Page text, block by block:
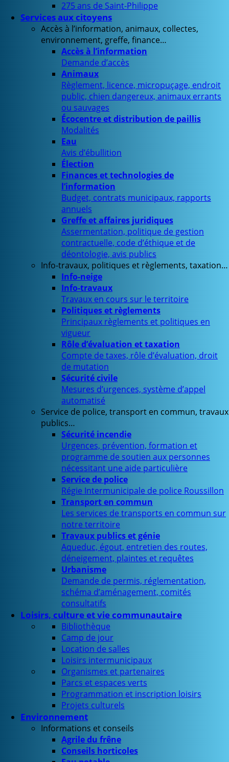
275 ans de Saint-Philippe
Services aux citoyens
Accès à l’information, animaux, collectes,
environnement, greffe, finance…
Accès à l’information
Demande d’accès
Animaux
Règlement, licence, micropuçage, endroit
public, chien dangereux, animaux errants
ou sauvages
Écocentre et distribution de paillis
Modalités
Eau
Avis d’ébullition
Élection
Finances et technologies de
l’information
Budget, contrats municipaux, rapports
annuels
Greffe et affaires juridiques
Assermentation, politique de gestion
contractuelle, code d’éthique et de
déontologie, avis publics
Info-travaux, politiques et règlements, taxation…
Info-neige
Info-travaux
Travaux en cours sur le territoire
Politiques et règlements
Principaux règlements et politiques en
vigueur
Rôle d’évaluation et taxation
Compte de taxes, rôle d’évaluation, droit
de mutation
Sécurité civile
Mesures d’urgences, système d’appel
automatisé
Service de police, transport en commun, travaux
publics…
Sécurité incendie
Urgences, prévention, formation et
programme de soutien aux personnes
nécessitant une aide particulière
Service de police
Régie Intermunicipale de police Roussillon
Transport en commun
Les services de transports en commun sur
notre territoire
Travaux publics et génie
Aqueduc, égout, entretien des routes,
déneigement, plaintes et requêtes
Urbanisme
Demande de permis, réglementation,
schéma d’aménagement, comités
consultatifs
Loisirs, culture et vie communautaire
Bibliothèque
Camp de jour
Location de salles
Loisirs intermunicipaux
Organismes et partenaires
Parcs et espaces verts
Programmation et inscription loisirs
Projets culturels
Environnement
Informations et conseils
Agrile du frêne
Conseils horticoles